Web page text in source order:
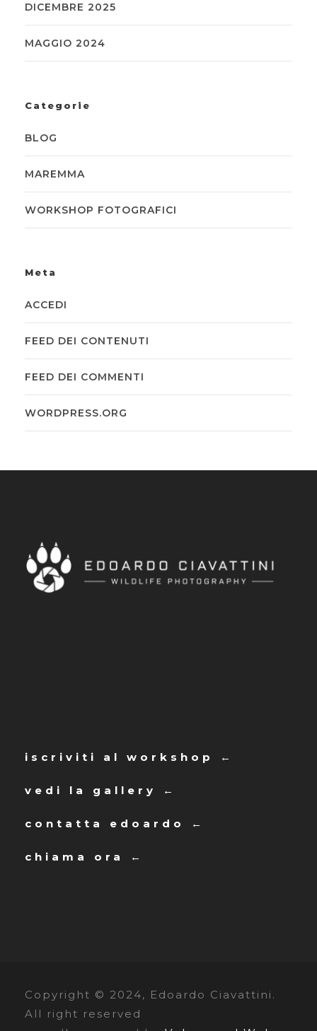
DICEMBRE 2025
MAGGIO 2024
Categorie
BLOG
MAREMMA
WORKSHOP FOTOGRAFICI
Meta
ACCEDI
FEED DEI CONTENUTI
FEED DEI COMMENTI
WORDPRESS.ORG
iscriviti al workshop ←
vedi la gallery ←
contatta edoardo ←
chiama ora ←
Copyright © 2024, Edoardo Ciavattini.
All right reserved